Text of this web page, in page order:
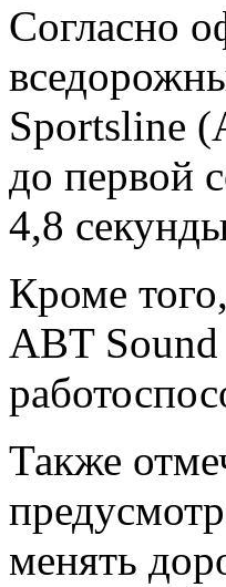
Согласно
Sportsline
до первой
4,8
Кроме
ABT
Также
менять